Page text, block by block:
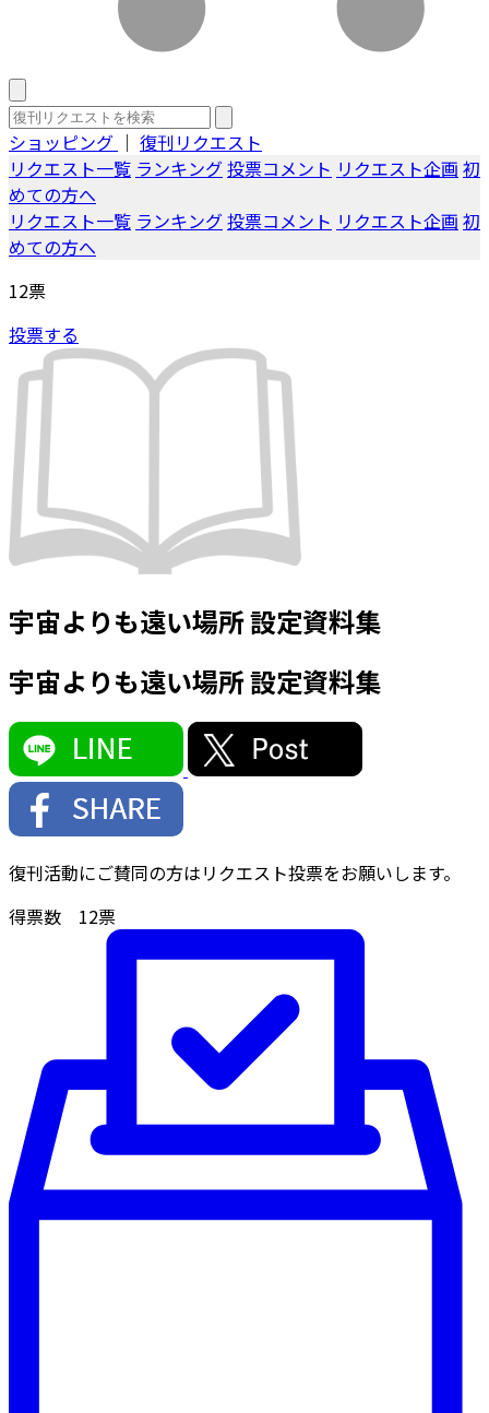
ショッピング ｜ 復刊リクエスト
リクエスト一覧 ランキング投票コメント リクエスト企画 初
めての方へ
リクエスト一覧 ランキング投票コメント リクエスト企画 初
めての方へ
12票
投票する
宇宙よりも遠い場所 設定資料集
宇宙よりも遠い場所 設定資料集
復刊活動にご賛同の方はリクエスト投票をお願いします。
得票数 12票